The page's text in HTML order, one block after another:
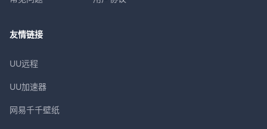
友情链接
UU远程
UU加速器
网易千千壁纸